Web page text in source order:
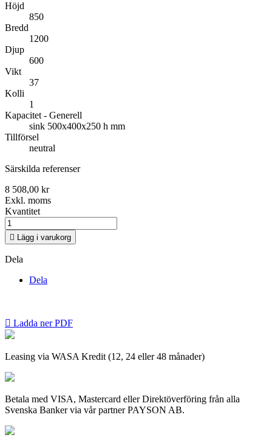
Höjd
850
Bredd
1200
Djup
600
Vikt
37
Kolli
1
Kapacitet - Generell
sink 500x400x250 h mm
Tillförsel
neutral
Särskilda referenser
8 508,00 kr
Exkl. moms
Kvantitet
 Lägg i varukorg
Dela
Dela
 Ladda ner PDF
Leasing via WASA Kredit (12, 24 eller 48 månader)
Betala med VISA, Mastercard eller Direktöverföring från alla
Svenska Banker via vår partner PAYSON AB.